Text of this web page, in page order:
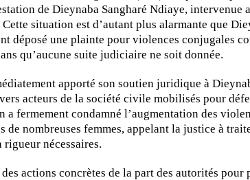
de Dieynaba Sangharé Ndiaye, intervenue
situation est d’autant plus alarmante que
déposé une plainte pour violences conjugales
qu’aucune suite judiciaire ne soit donnée.
apporté son soutien juridique à
acteurs de la société civile mobilisés pour
a fermement condamné l’augmentation des
de nombreuses femmes, appelant la justice à
nécessaires.
des actions concrètes de la part des autorités